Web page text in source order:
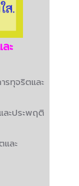
ะ
รทุจริตและ
ละประพฤติ
และ